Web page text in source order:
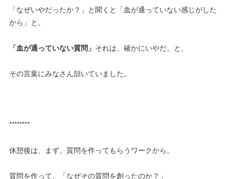
「なぜいやだったか？」と聞くと「血が通っていない感じがした
から」と。
「血が通っていない質問」 それは、確かにいやだ。と、
その言葉にみなさん頷いていました。
********
休憩後は、まず、質問を作ってもらうワークから。
質問を作って、「なぜその質問を創ったのか？」